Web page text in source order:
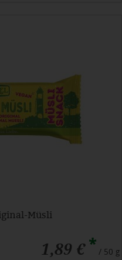
Müsli
1,89 €* / 50 g